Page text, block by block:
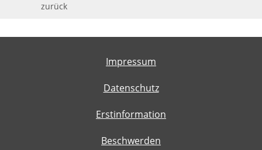
zurück
Impressum
Datenschutz
Erstinformation
Beschwerden